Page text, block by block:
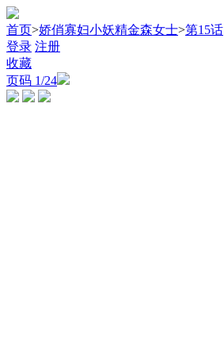
首页>娇俏寡妇小妖精金森女士>第15话
登录 注册
收藏
页码 1/24